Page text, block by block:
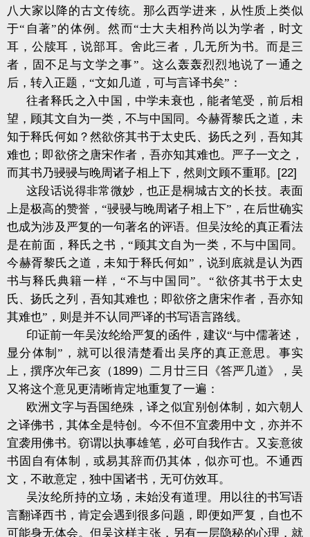
八大家以降的古文传统。那么西学进来，从性质上类似
于“自著”的体例。然而“士大夫相矜尚以为学者，时文
耳，公牍耳，说部耳。舍此三者，几无所为书。而是三
者，固不足与文学之事”。这么轰轰烈烈地说了一通之
后，转入正题，“文如几道，可与言译书矣”：
往者释氏之入中国，中学未衰也，能者笔受，前后相
望，顾其文自为一类，不与中国同。今赫胥黎氏之道，未
知于释氏何如？然欲侪其书于太史氏、扬氏之列，吾知其
难也；即欲侪之唐宋作者，吾亦知其难也。严子一文之，
而其书乃骎骎与晚周诸子相上下，然则文顾不重耶。 [22]
这段话说得非常微妙，也正是桐城古文的长技。表面
上是极高的赞誉，“骎骎与晚周诸子相上下”，在后世确实
也成为涉及严复的一句著名的评语。但吴汝纶的真正看法
是在前面，释氏之书，“顾其文自为一类，不与中国同。
今赫胥黎氏之道，未知于释氏何如”，说到底就是认为西
书与释氏典籍一样，“不与中国同”。“欲侪其书于太史
氏、扬氏之列，吾知其难也；即欲侪之唐宋作者，吾亦知
其难也”，则是并不认同严译的书写语言路线。
印证前一年吴汝纶给严复的函件，建议“与中儒著述，
显分体制”，就可以很清楚看出吴序的真正意思。事实
上，撰序次年己亥（1899）二月廿三日《答严几道》，吴
又将这个意见更清晰肯定地重复了一遍：
欧洲文字与吾国绝殊，译之似宜别创体制，如六朝人
之译佛书，其体全是特创。今不但不宜袭用中文，亦并不
宜袭用佛书。窃谓以执事雄笔，必可自我作古。又妄意彼
书固自有体制，或易其辞而仍其体，似亦可也。不通西
文，不敢意定，独中国诸书，无可仿效耳。
吴汝纶所持的立场，未始没有道理。用以往的书写语
言翻译西书，肯定会遇到很多问题，即便如严复，自也不
可能身无体会。但吴这样主张，另有一层隐秘的心理，就